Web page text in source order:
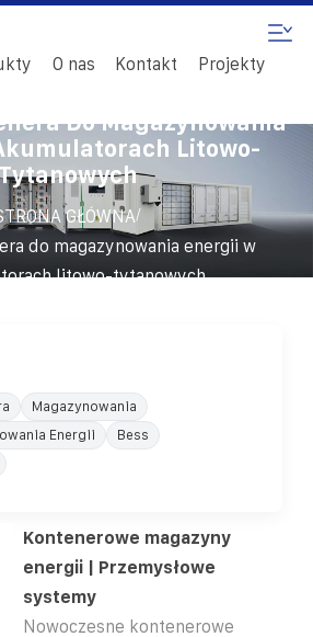
O nas Kontakt
Projekty
Do Magazynowania
Litowo-
GŁÓWNA/
do magazynowania energii w
litowo-tytanowych
Magazynowania
Energii
Bess
Kontenerowe magazyny
energii | Przemysłowe
systemy
Nowoczesne kontenerowe